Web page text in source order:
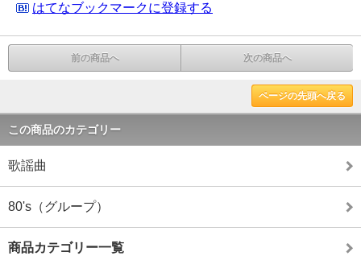
はてなブックマークに登録する
前の商品へ 次の商品へ
ページの先頭へ戻る
この商品のカテゴリー
歌謡曲
80's（グループ）
商品カテゴリー一覧